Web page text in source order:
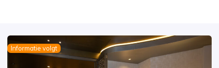
Informatie volgt